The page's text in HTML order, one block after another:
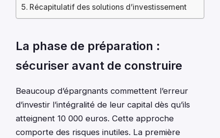
Récapitulatif des solutions d’investissement
La phase de préparation :
sécuriser avant de construire
Beaucoup d’épargnants commettent l’erreur
d’investir l’intégralité de leur capital dès qu’ils
atteignent 10 000 euros. Cette approche
comporte des risques inutiles. La première